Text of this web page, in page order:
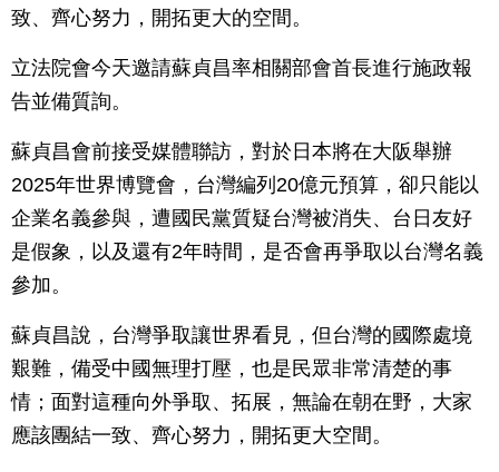
致、齊心努力，開拓更大的空間。
立法院會今天邀請蘇貞昌率相關部會首長進行施政報
告並備質詢。
蘇貞昌會前接受媒體聯訪，對於日本將在大阪舉辦
2025年世界博覽會，台灣編列20億元預算，卻只能以
企業名義參與，遭國民黨質疑台灣被消失、台日友好
是假象，以及還有2年時間，是否會再爭取以台灣名義
參加。
蘇貞昌說，台灣爭取讓世界看見，但台灣的國際處境
艱難，備受中國無理打壓，也是民眾非常清楚的事
情；面對這種向外爭取、拓展，無論在朝在野，大家
應該團結一致、齊心努力，開拓更大空間。